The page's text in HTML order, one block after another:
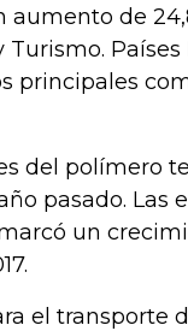
aumento de
Países
principales
del polímero
pasado. Las
un
el transporte